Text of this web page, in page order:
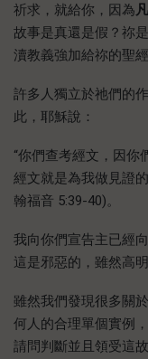
祈求，就給你，因為凡
故事是真還是假？祢
瀆教義強加給祢的聖
許多人獨立於祂們的
此，耶穌說：
“你們查考經文，因你
經文就是為我做見證
翰福音 5:39-40)。
我向你們宣告主已經
這是邪惡的，雖然高
雖然我們發現很多關
何人的合理單個實例
請問判斷並且領受這